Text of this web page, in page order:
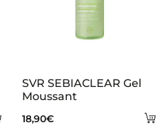
Añadir
SVR SEBIACLEAR Gel
Moussant
18,90€